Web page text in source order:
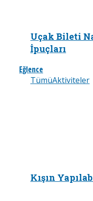
Uçak Bileti
İpuçları
Eğlence
TümüAktiviteler
Kışın